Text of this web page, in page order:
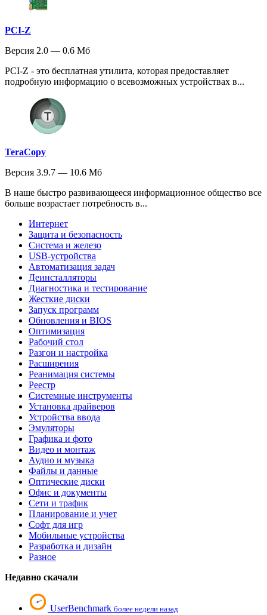
PCI-Z
Версия 2.0 — 0.6 Мб
PCI-Z - это бесплатная утилита, которая предоставляет
подробную информацию о всевозможных устройствах в...
TeraCopy
Версия 3.9.7 — 10.6 Мб
В наше быстро развивающееся информационное общество все
больше возрастает потребность в...
Интернет
Защита и безопасность
Система и железо
USB-устройства
Автоматизация задач
Деинсталляторы
Диагностика и тестирование
Жесткие диски
Запуск программ
Обновления и BIOS
Оптимизация
Рабочий стол
Разгон и настройка
Расширения
Реанимация системы
Реестр
Системные инструменты
Установка драйверов
Устройства ввода
Эмуляторы
Графика и фото
Видео и монтаж
Аудио и музыка
Файлы и данные
Оптические диски
Офис и документы
Сети и трафик
Планирование и учет
Софт для игр
Мобильные устройства
Разработка и дизайн
Разное
Недавно скачали
UserBenchmark более недели назад